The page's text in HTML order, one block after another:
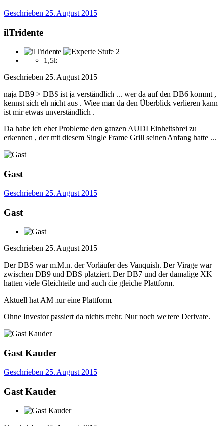
Geschrieben 25. August 2015
ilTridente
1,5k
Geschrieben 25. August 2015
naja DB9 > DBS ist ja verständlich ... wer da auf den DB6 kommt ,
kennst sich eh nicht aus . Wiee man da den Überblick verlieren kann
ist mir etwas unverständlich .
Da habe ich eher Probleme den ganzen AUDI Einheitsbrei zu
erkennen , der mit diesem Single Frame Grill seinen Anfang hatte ...
Gast
Geschrieben 25. August 2015
Gast
Geschrieben 25. August 2015
Der DBS war m.M.n. der Vorläufer des Vanquish. Der Virage war
zwischen DB9 und DBS platziert. Der DB7 und der damalige XK
hatten viele Gleichteile und auch die gleiche Plattform.
Aktuell hat AM nur eine Plattform.
Ohne Investor passiert da nichts mehr. Nur noch weitere Derivate.
Gast Kauder
Geschrieben 25. August 2015
Gast Kauder